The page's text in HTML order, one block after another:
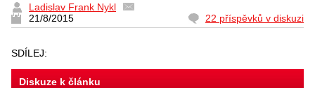
Ladislav Frank Nykl
21/8/2015
22 příspěvků v diskuzi
SDÍLEJ:
Diskuze k článku